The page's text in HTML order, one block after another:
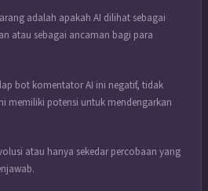
adalah apakah AI dilihat sebagai
atau sebagai ancaman bagi para
bot komentator AI ini negatif, tidak
memiliki potensi untuk mendengarkan
atau hanya sekedar percobaan yang